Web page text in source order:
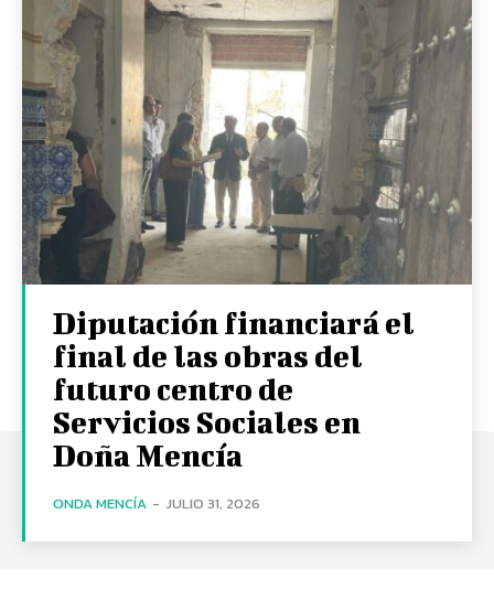
Diputación financiará el
final de las obras del
futuro centro de
Servicios Sociales en
Doña Mencía
ONDA MENCÍA - JULIO 31, 2026